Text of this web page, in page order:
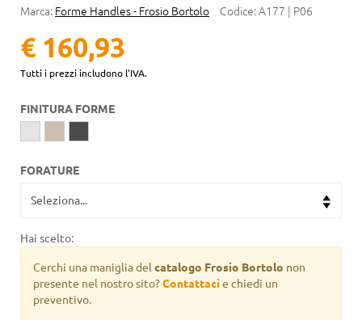
Marca: Forme Handles - Frosio Bortolo Codice:A177 | P06
€ 160,93
Tutti i prezzi includono l'IVA.
FINITURA FORME
FORATURE
Hai scelto:
Cerchi una maniglia del catalogo Frosio Bortolo non
presente nel nostro sito?Contattacie chiedi un
preventivo.